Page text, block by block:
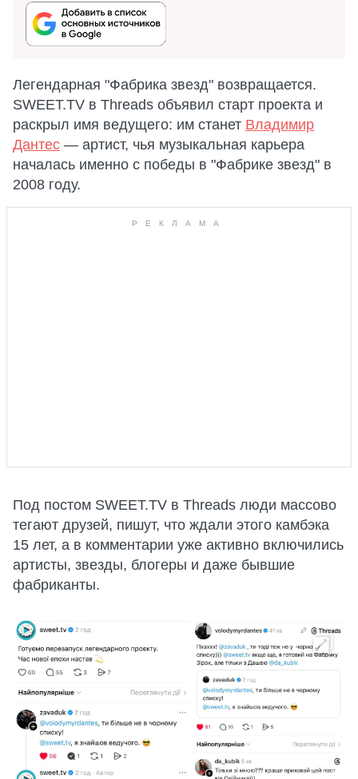
Легендарная "Фабрика звезд" возвращается.
SWEET.TV в Threads объявил старт проекта и
раскрыл имя ведущего: им станет Владимир
Дантес — артист, чья музыкальная карьера
началась именно с победы в "Фабрике звезд" в
2008 году.
Под постом SWEET.TV в Threads люди массово
тегают друзей, пишут, что ждали этого камбэка
15 лет, а в комментарии уже активно включились
артисты, звезды, блогеры и даже бывшие
фабриканты.